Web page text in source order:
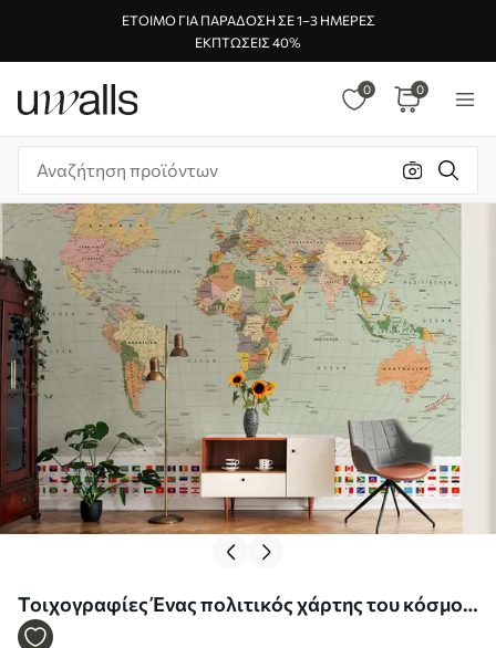
ΈΤΟΙΜΟ ΓΙΑ ΠΑΡΆΔΟΣΗ ΣΕ 1–3 ΗΜΈΡΕΣ
ΕΚΠΤΏΣΕΙΣ 40%
0 0
Τοιχογραφίες Ένας πολιτικός χάρτης του κόσμου
σε χρώμα ελιάς με σημαίες στα γερμανικά Nr.